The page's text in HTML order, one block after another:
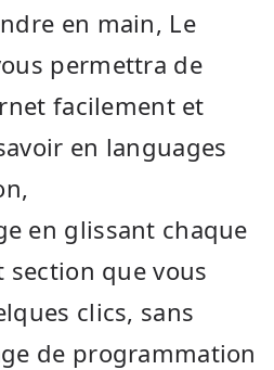
en main, Le
permettra de
facilement et
en languages
en glissant chaque
que vous
clics, sans
de programmation